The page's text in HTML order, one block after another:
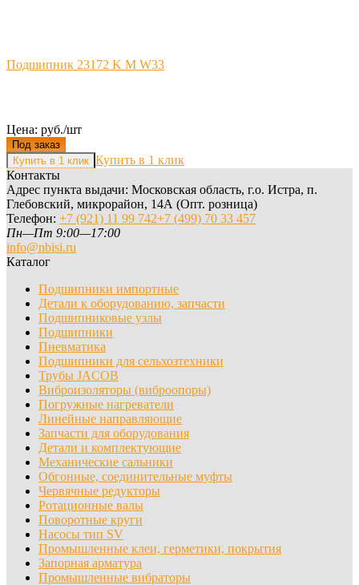
Подшипник 23172 K M W33
Цена: руб./шт
Под заказ
Купить в 1 клик
Контакты
Адрес пункта выдачи: Московская область, г.о. Истра, п.
Глебовский, микрорайон, 14А (Опт. розница)
Телефон: +7 (921) 11 99 742+7 (499) 70 33 457
Пн—Пт 9:00—17:00
info@nbisi.ru
Каталог
Подшипники импортные
Детали к оборудованию, запчасти
Подшипниковые узлы
Подшипники
Пневматика
Подшипники для сельхозтехники
Трубы JACOB
Виброизоляторы (виброопоры)
Погружные нагреватели
Линейные направляющие
Запчасти для оборудования
Детали и комплектующие
Механические сальники
Обгонные, соединительные муфты
Червячные редукторы
Ротационные валы
Поворотные круги
Насосы тип SV
Промышленные клеи, герметики, покрытия
Запорная арматура
Промышленные вибраторы